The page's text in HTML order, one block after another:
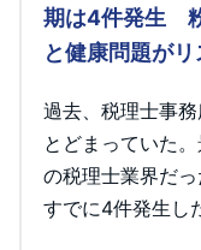
期は4件発生
と健康問題がリ
過去、税理士事
とどまっていた
の税理士業界だ
すでに4件発生し